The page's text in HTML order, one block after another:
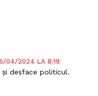
04/2024 LA 8:19
și desface politicul.